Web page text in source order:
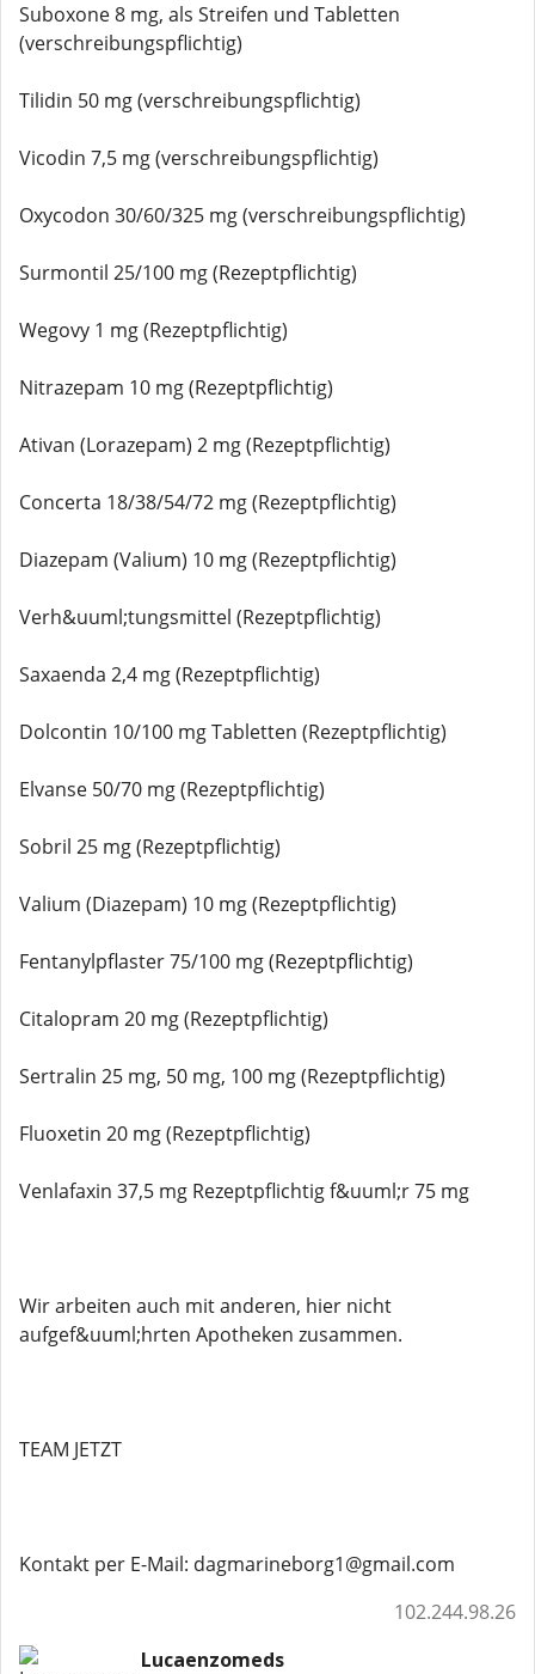
Suboxone 8 mg, als Streifen und Tabletten
(verschreibungspflichtig)
Tilidin 50 mg (verschreibungspflichtig)
Vicodin 7,5 mg (verschreibungspflichtig)
Oxycodon 30/60/325 mg (verschreibungspflichtig)
Surmontil 25/100 mg (Rezeptpflichtig)
Wegovy 1 mg (Rezeptpflichtig)
Nitrazepam 10 mg (Rezeptpflichtig)
Ativan (Lorazepam) 2 mg (Rezeptpflichtig)
Concerta 18/38/54/72 mg (Rezeptpflichtig)
Diazepam (Valium) 10 mg (Rezeptpflichtig)
Verh&uuml;tungsmittel (Rezeptpflichtig)
Saxaenda 2,4 mg (Rezeptpflichtig)
Dolcontin 10/100 mg Tabletten (Rezeptpflichtig)
Elvanse 50/70 mg (Rezeptpflichtig)
Sobril 25 mg (Rezeptpflichtig)
Valium (Diazepam) 10 mg (Rezeptpflichtig)
Fentanylpflaster 75/100 mg (Rezeptpflichtig)
Citalopram 20 mg (Rezeptpflichtig)
Sertralin 25 mg, 50 mg, 100 mg (Rezeptpflichtig)
Fluoxetin 20 mg (Rezeptpflichtig)
Venlafaxin 37,5 mg Rezeptpflichtig f&uuml;r 75 mg
Wir arbeiten auch mit anderen, hier nicht
aufgef&uuml;hrten Apotheken zusammen.
TEAM JETZT
Kontakt per E-Mail: dagmarineborg1@gmail.com
102.244.98.26
Lucaenzomeds